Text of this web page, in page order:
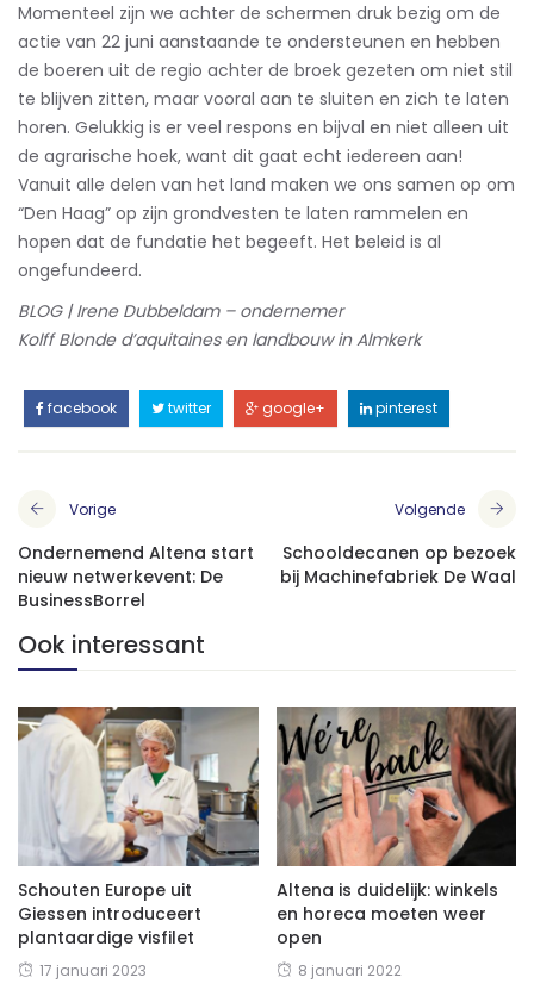
Momenteel zijn we achter de schermen druk bezig om de
actie van 22 juni aanstaande te ondersteunen en hebben
de boeren uit de regio achter de broek gezeten om niet stil
te blijven zitten, maar vooral aan te sluiten en zich te laten
horen. Gelukkig is er veel respons en bijval en niet alleen uit
de agrarische hoek, want dit gaat echt iedereen aan!
Vanuit alle delen van het land maken we ons samen op om
“Den Haag” op zijn grondvesten te laten rammelen en
hopen dat de fundatie het begeeft. Het beleid is al
ongefundeerd.
BLOG | Irene Dubbeldam – ondernemer
Kolff Blonde d’aquitaines en landbouw in Almkerk
facebook twitter google+ pinterest
Vorige
Ondernemend Altena start
nieuw netwerkevent: De
BusinessBorrel
Volgende
Schooldecanen op bezoek
bij Machinefabriek De Waal
Ook interessant
Schouten Europe uit
Giessen introduceert
plantaardige visfilet
17 januari 2023
Altena is duidelijk: winkels
en horeca moeten weer
open
8 januari 2022